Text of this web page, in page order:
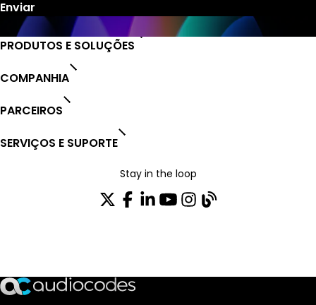
PRODUTOS E SOLUÇÕES
COMPANHIA
PARCEIROS
SERVIÇOS E SUPORTE
Stay in the loop